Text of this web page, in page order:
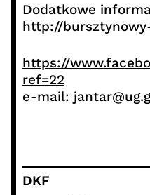
Dodatkowe
http://
https://
ref=22
e-mail:
DKF